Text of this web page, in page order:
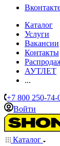
Каталог
Услуги
Вакансии
Контакты
АУТЛЕТ
...
+7 800 250-74-
Войти
Каталог